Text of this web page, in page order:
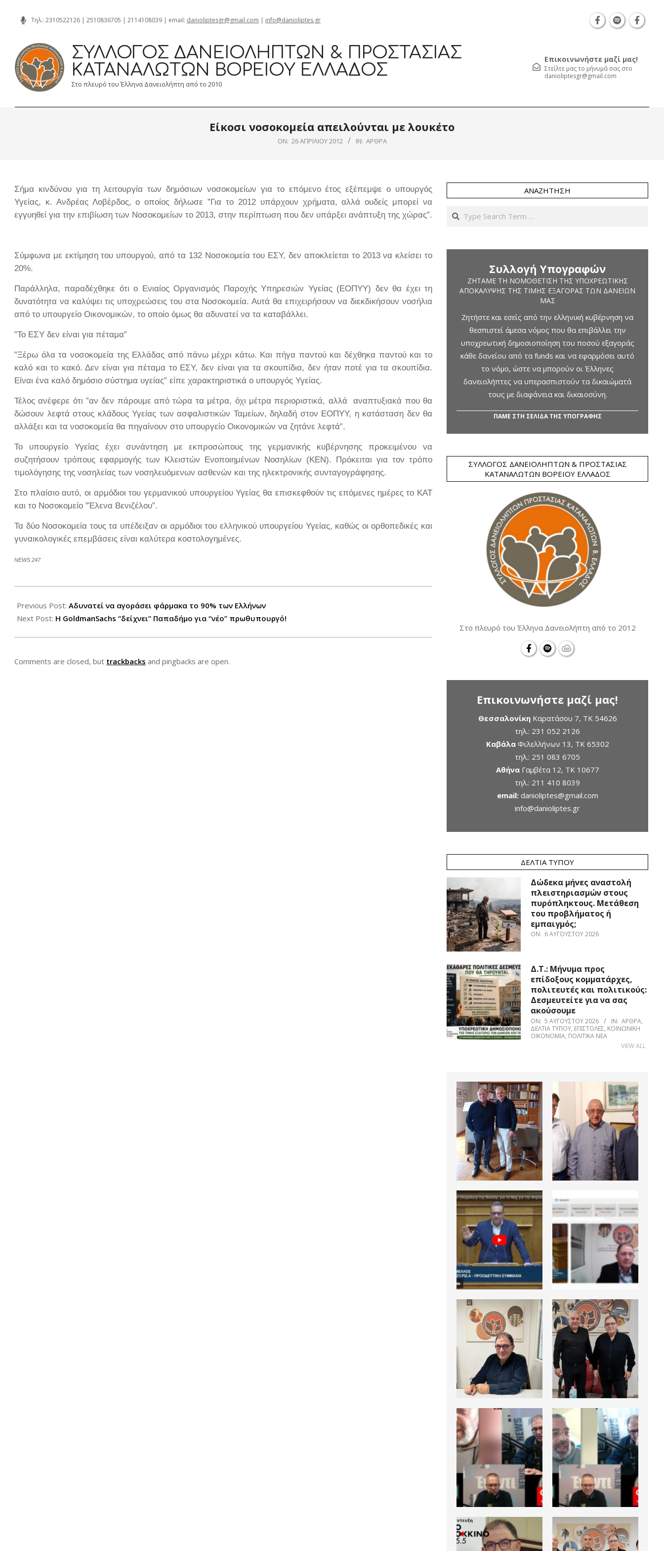
content
Τηλ.: 2310522126 | 2510836705 | 2114108039 | email: danioliptesgr@gmail.com | info@danioliptes.gr
ΣΎΛΛΟΓΟΣ ΔΑΝΕΙΟΛΗΠΤΏΝ & ΠΡΟΣΤΑΣΊΑΣ
ΚΑΤΑΝΑΛΩΤΏΝ ΒΟΡΕΊΟΥ ΕΛΛΆΔΟΣ
Στο πλευρό του Έλληνα Δανειολήπτη από το 2010
Επικοινωνήστε μαζί μας!
Στείλτε μας το μήνυμά σας στο
danioliptesgr@gmail.com
Είκοσι νοσοκομεία απειλούνται με λουκέτο
ON: 26 ΑΠΡΙΛΊΟΥ 2012 IN: ΆΡΘΡΑ
Σήμα κινδύνου για τη λειτουργία των δημόσιων νοσοκομείων για το επόμενο έτος εξέπεμψε ο υπουργός
Υγείας, κ. Ανδρέας Λοβέρδος, ο οποίος δήλωσε ”Για το 2012 υπάρχουν χρήματα, αλλά ουδείς μπορεί να
εγγυηθεί για την επιβίωση των Νοσοκομείων το 2013, στην περίπτωση που δεν υπάρξει ανάπτυξη της χώρας”.
Σύμφωνα με εκτίμηση του υπουργού, από τα 132 Νοσοκομεία του ΕΣΥ, δεν αποκλείεται το 2013 να κλείσει το
20%.
Παράλληλα, παραδέχθηκε ότι ο Ενιαίος Οργανισμός Παροχής Υπηρεσιών Υγείας (ΕΟΠΥΥ) δεν θα έχει τη
δυνατότητα να καλύψει τις υποχρεώσεις του στα Νοσοκομεία. Αυτά θα επιχειρήσουν να διεκδικήσουν νοσήλια
από το υπουργείο Οικονομικών, το οποίο όμως θα αδυνατεί να τα καταβάλλει.
”Το ΕΣΥ δεν είναι για πέταμα”
”Ξέρω όλα τα νοσοκομεία της Ελλάδας από πάνω μέχρι κάτω. Και πήγα παντού και δέχθηκα παντού και το
καλό και το κακό. Δεν είναι για πέταμα το ΕΣΥ, δεν είναι για τα σκουπίδια, δεν ήταν ποτέ για τα σκουπίδια.
Είναι ένα καλό δημόσιο σύστημα υγείας” είπε χαρακτηριστικά ο υπουργός Υγείας.
Τέλος ανέφερε ότι ”αν δεν πάρουμε από τώρα τα μέτρα, όχι μέτρα περιοριστικά, αλλά αναπτυξιακά που θα
δώσουν λεφτά στους κλάδους Υγείας των ασφαλιστικών Ταμείων, δηλαδή στον ΕΟΠΥΥ, η κατάσταση δεν θα
αλλάξει και τα νοσοκομεία θα πηγαίνουν στο υπουργείο Οικονομικών να ζητάνε λεφτά”.
Το υπουργείο Υγείας έχει συνάντηση με εκπροσώπους της γερμανικής κυβέρνησης προκειμένου να
συζητήσουν τρόπους εφαρμογής των Κλειστών Ενοποιημένων Νοσηλίων (ΚΕΝ). Πρόκειται για τον τρόπο
τιμολόγησης της νοσηλείας των νοσηλευόμενων ασθενών και της ηλεκτρονικής συνταγογράφησης.
Στο πλαίσιο αυτό, οι αρμόδιοι του γερμανικού υπουργείου Υγείας θα επισκεφθούν τις επόμενες ημέρες το ΚΑΤ
και το Νοσοκομείο ”Έλενα Βενιζέλου”.
Τα δύο Νοσοκομεία τους τα υπέδειξαν οι αρμόδιοι του ελληνικού υπουργείου Υγείας, καθώς οι ορθοπεδικές και
γυναικολογικές επεμβάσεις είναι καλύτερα κοστολογημένες.
NEWS 247
04-
26
Previous Post: Αδυνατεί να αγοράσει φάρμακα το 90% των Ελλήνων
Next Post: Η GoldmanSachs “δείχνει” Παπαδήμο για “νέο” πρωθυπουργό!
Comments are closed, but trackbacks and pingbacks are open.
ΑΝΑΖΉΤΗΣΗ
Search
Συλλογή Υπογραφών
ΖΗΤΆΜΕ ΤΗ ΝΟΜΟΘΈΤΙΣΗ ΤΗΣ ΥΠΟΧΡΕΩΤΙΚΉΣ
ΑΠΟΚΆΛΥΨΗΣ ΤΗΣ ΤΙΜΉΣ ΕΞΑΓΟΡΆΣ ΤΩΝ ΔΑΝΕΊΩΝ
ΜΑΣ
Ζητήστε και εσείς από την ελληνική κυβέρνηση να
θεσπιστεί άμεσα νόμος που θα επιβάλλει την
υποχρεωτική δημοσιοποίηση του ποσού εξαγοράς
κάθε δανείου από τα funds και να εφαρμόσει αυτό
το νόμο, ώστε να μπορούν οι Έλληνες
δανειολήπτες να υπερασπιστούν τα δικαιώματά
τους με διαφάνεια και δικαιοσύνη.
ΠΑΜΕ ΣΤΗ ΣΕΛΙΔΑ ΤΗΣ ΥΠΟΓΡΑΦΗΣ
ΣΎΛΛΟΓΟΣ ΔΑΝΕΙΟΛΗΠΤΏΝ & ΠΡΟΣΤΑΣΊΑΣ
ΚΑΤΑΝΑΛΩΤΏΝ ΒΟΡΕΊΟΥ ΕΛΛΆΔΟΣ
Στο πλευρό του Έλληνα Δανειολήπτη από το 2012
Επικοινωνήστε μαζί μας!
ΘεσσαλονίκηΚαρατάσου 7, TK 54626
τηλ.: 231 052 2126
ΚαβάλαΦιλελλήνων 13, ΤΚ 65302
τηλ.: 251 083 6705
ΑθήναΓαμβέτα 12, ΤΚ 10677
τηλ.: 211 410 8039
email: danioliptes@gmail.com
info@danioliptes.gr
ΔΕΛΤΊΑ ΤΎΠΟΥ
Δώδεκα μήνες αναστολή
πλειστηριασμών στους
πυρόπληκτους. Μετάθεση
του προβλήματος ή
εμπαιγμός;
ON: 6 ΑΥΓΟΎΣΤΟΥ 2026
Δ.Τ.: Μήνυμα προς
επίδοξους κομματάρχες,
πολιτευτές και πολιτικούς:
Δεσμευτείτε για να σας
ακούσουμε
ON: 5 ΑΥΓΟΎΣΤΟΥ 2026 IN: ΆΡΘΡΑ,
ΔΕΛΤΊΑ ΤΎΠΟΥ, ΕΠΙΣΤΟΛΈΣ, ΚΟΙΝΩΝΙΚΉ
ΟΙΚΟΝΟΜΊΑ, ΠΟΛΙΤΙΚΆ ΝΈΑ
VIEW ALL